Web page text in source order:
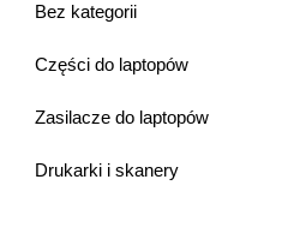
Bez kategorii
Części do laptopów
Zasilacze do laptopów
Drukarki i skanery